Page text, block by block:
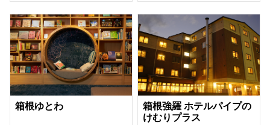
箱根ゆとわ
箱根強羅 ホテルパイプの
けむりプラス